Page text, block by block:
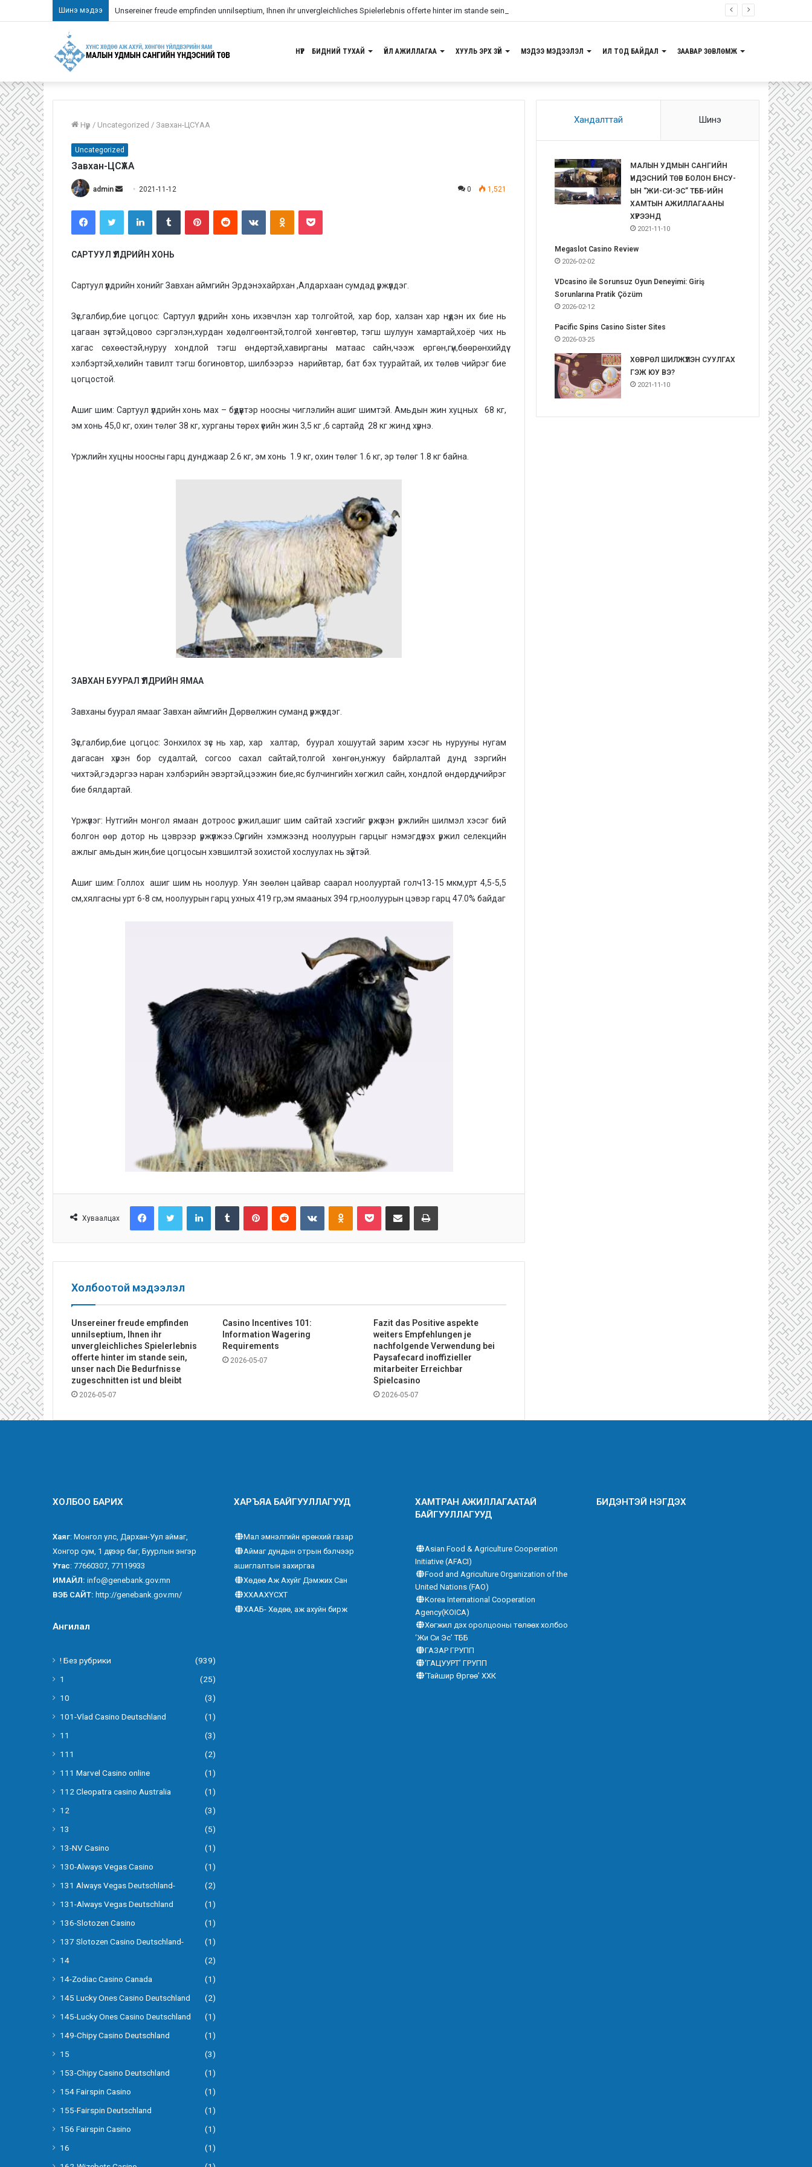
Шинэ мэдээ Unsereiner freude empfinden unnilseptium, Ihnen ihr unvergleichliches Spielerlebnis offerte hinter im stande sein, unser nach Die Bedurfnisse zugeschnitten ist und bleibt
НҮҮР БИДНИЙ ТУХАЙ ҮЙЛ АЖИЛЛАГАА ХУУЛЬ ЭРХ ЗҮЙ МЭДЭЭ МЭДЭЭЛЭЛ ИЛ ТОД БАЙДАЛ ЗААВАР ЗӨВЛӨМЖ
Нүүр / Uncategorized / Завхан-ЦСҮАА
Uncategorized
Завхан-ЦСҮАА
admin
d
n
m
i
l
2021-11-12 0 1,521
САРТУУЛ ҮҮЛДРИЙН ХОНЬ
Сартуул үүлдрийн хонийг Завхан аймгийн Эрдэнэхайрхан ,Алдархаан сумдад үржүүлдэг.
Зүс,галбир,бие цогцос: Сартуул үүлдрийн хонь ихэвчлэн хар толгойтой, хар бор, халзан хар нүдэн их бие нь
цагаан зүстэй,цовоо сэргэлэн,хурдан хөдөлгөөнтэй,толгой хөнгөвтөр, тэгш шулуун хамартай,хоёр чих нь
хагас сөхөөстэй,нуруу хондлой тэгш өндөртэй,хавирганы матаас сайн,чээж өргөн,гүн,бөөрөнхийдүү
хэлбэртэй,хөлийн тавилт тэгш богиновтор, шилбээрээ нарийвтар, бат бэх туурайтай, их төлөв чийрэг бие
цогцостой.
Ашиг шим: Сартуул үүлдрийн хонь мах – бүдүүвтэр ноосны чиглэлийн ашиг шимтэй. Амьдын жин хуцных 68 кг,
эм хонь 45,0 кг, охин төлөг 38 кг, хурганы төрөх үеийн жин 3,5 кг ,6 сартайд 28 кг жинд хүрнэ.
Үржлийн хуцны ноосны гарц дунджаар 2.6 кг, эм хонь 1.9 кг, охин төлөг 1.6 кг, эр төлөг 1.8 кг байна.
ЗАВХАН БУУРАЛ ҮҮЛДРИЙН ЯМАА
Завханы буурал ямааг Завхан аймгийн Дөрвөлжин суманд үржүүлдэг.
Зүс,галбир,бие цогцос: Зонхилох зүс нь хар, хар халтар, буурал хошуутай зарим хэсэг нь нурууны нугам
дагасан хүрэн бор судалтай, согсоо сахал сайтай,толгой хөнгөн,унжуу байрлалтай дунд зэргийн
чихтэй,гэдэргээ наран хэлбэрийн эвэртэй,цээжин бие,яс булчингийн хөгжил сайн, хондлой өндөрдүү, чийрэг
бие бялдартай.
Үржүүлэг: Нутгийн монгол ямаан дотроос үржил,ашиг шим сайтай хэсгийг үржүүлэн үржлийн шилмэл хэсэг бий
болгон өөр дотор нь цэврээр үржүүлжээ.Сүргийн хэмжээнд ноолуурын гарцыг нэмэгдүүлэх үржил селекцийн
ажлыг амьдын жин,бие цогцосын хэвшилтэй зохистой хослуулах нь зүйтэй.
Ашиг шим: Голлох ашиг шим нь ноолуур. Уян зөөлөн цайвар саарал ноолууртай голч13-15 мкм,урт 4,5-5,5
см,хялгасны урт 6-8 см, ноолуурын гарц ухных 419 гр,эм ямааных 394 гр,ноолуурын цэвэр гарц 47.0% байдаг
Хуваалцах
Холбоотой мэдээлэл
Unsereiner freude empfinden
unnilseptium, Ihnen ihr
unvergleichliches Spielerlebnis
offerte hinter im stande sein,
unser nach Die Bedurfnisse
zugeschnitten ist und bleibt
2026-05-07
Casino Incentives 101:
Information Wagering
Requirements
2026-05-07
Fazit das Positive aspekte
weiters Empfehlungen je
nachfolgende Verwendung bei
Paysafecard inoffizieller
mitarbeiter Erreichbar
Spielcasino
2026-05-07
Хандалттай Шинэ
МАЛЫН УДМЫН САНГИЙН
ҮНДЭСНИЙ ТӨВ БОЛОН БНСУ-
ЫН “ЖИ-СИ-ЭС” ТББ-ИЙН
ХАМТЫН АЖИЛЛАГААНЫ
ХҮРЭЭНД
2021-11-10
Megaslot Casino Review
2026-02-02
VDcasino ile Sorunsuz Oyun Deneyimi: Giriş
Sorunlarına Pratik Çözüm
2026-02-12
Pacific Spins Casino Sister Sites
2026-03-25
ХӨВРӨЛ ШИЛЖҮҮЛЭН СУУЛГАХ
ГЭЖ ЮУ ВЭ?
2021-11-10
ХОЛБОО БАРИХ
Хаяг: Монгол улс, Дархан-Уул аймаг,
Хонгор сум, 1 дүгээр баг, Буурлын энгэр
Утас: 77660307, 77119933
ИМАЙЛ: info@genebank.gov.mn
ВЭБ САЙТ: http://genebank.gov.mn/
Ангилал
! Без рубрики
(939)
1
(25)
10
(3)
101-Vlad Casino Deutschland
(1)
11
(3)
111
(2)
111 Marvel Casino online
(1)
112 Cleopatra casino Australia
(1)
12
(3)
13
(5)
13-NV Casino
(1)
130-Always Vegas Casino
(1)
131 Always Vegas Deutschland-
(2)
131-Always Vegas Deutschland
(1)
136-Slotozen Casino
(1)
137 Slotozen Casino Deutschland-
(1)
14
(2)
14-Zodiac Casino Canada
(1)
145 Lucky Ones Casino Deutschland
(2)
145-Lucky Ones Casino Deutschland
(1)
149-Chipy Casino Deutschland
(1)
15
(3)
153-Chipy Casino Deutschland
(1)
154 Fairspin Casino
(1)
155-Fairspin Deutschland
(1)
156 Fairspin Casino
(1)
16
(1)
ХАРЪЯА БАЙГУУЛЛАГУУД
Мал эмнэлгийн ерөнхий газар
Аймаг дундын отрын бэлчээр
ашиглалтын захиргаа
Хөдөө Аж Ахуйг Дэмжих Сан
ХХААХҮСХТ
ХААБ- Хөдөө, аж ахуйн бирж
ХАМТРАН АЖИЛЛАГААТАЙ
БАЙГУУЛЛАГУУД
Asian Food & Agriculture Cooperation
Initiative (AFACI)
Food and Agriculture Organization of the
United Nations (FAO)
Korea International Cooperation
Agency(KOICA)
Хөгжил дэх оролцооны төлөөх холбоо
‘Жи Си Эс’ ТББ
ГАЗАР ГРУПП
‘ГАЦУУРТ’ ГРУПП
‘Тайшир Өргөө’ ХХК
БИДЭНТЭЙ НЭГДЭХ